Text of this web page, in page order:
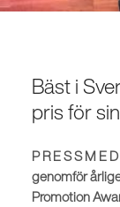
Bäst i
pris för
P R E S S M E
genomför
Promotion